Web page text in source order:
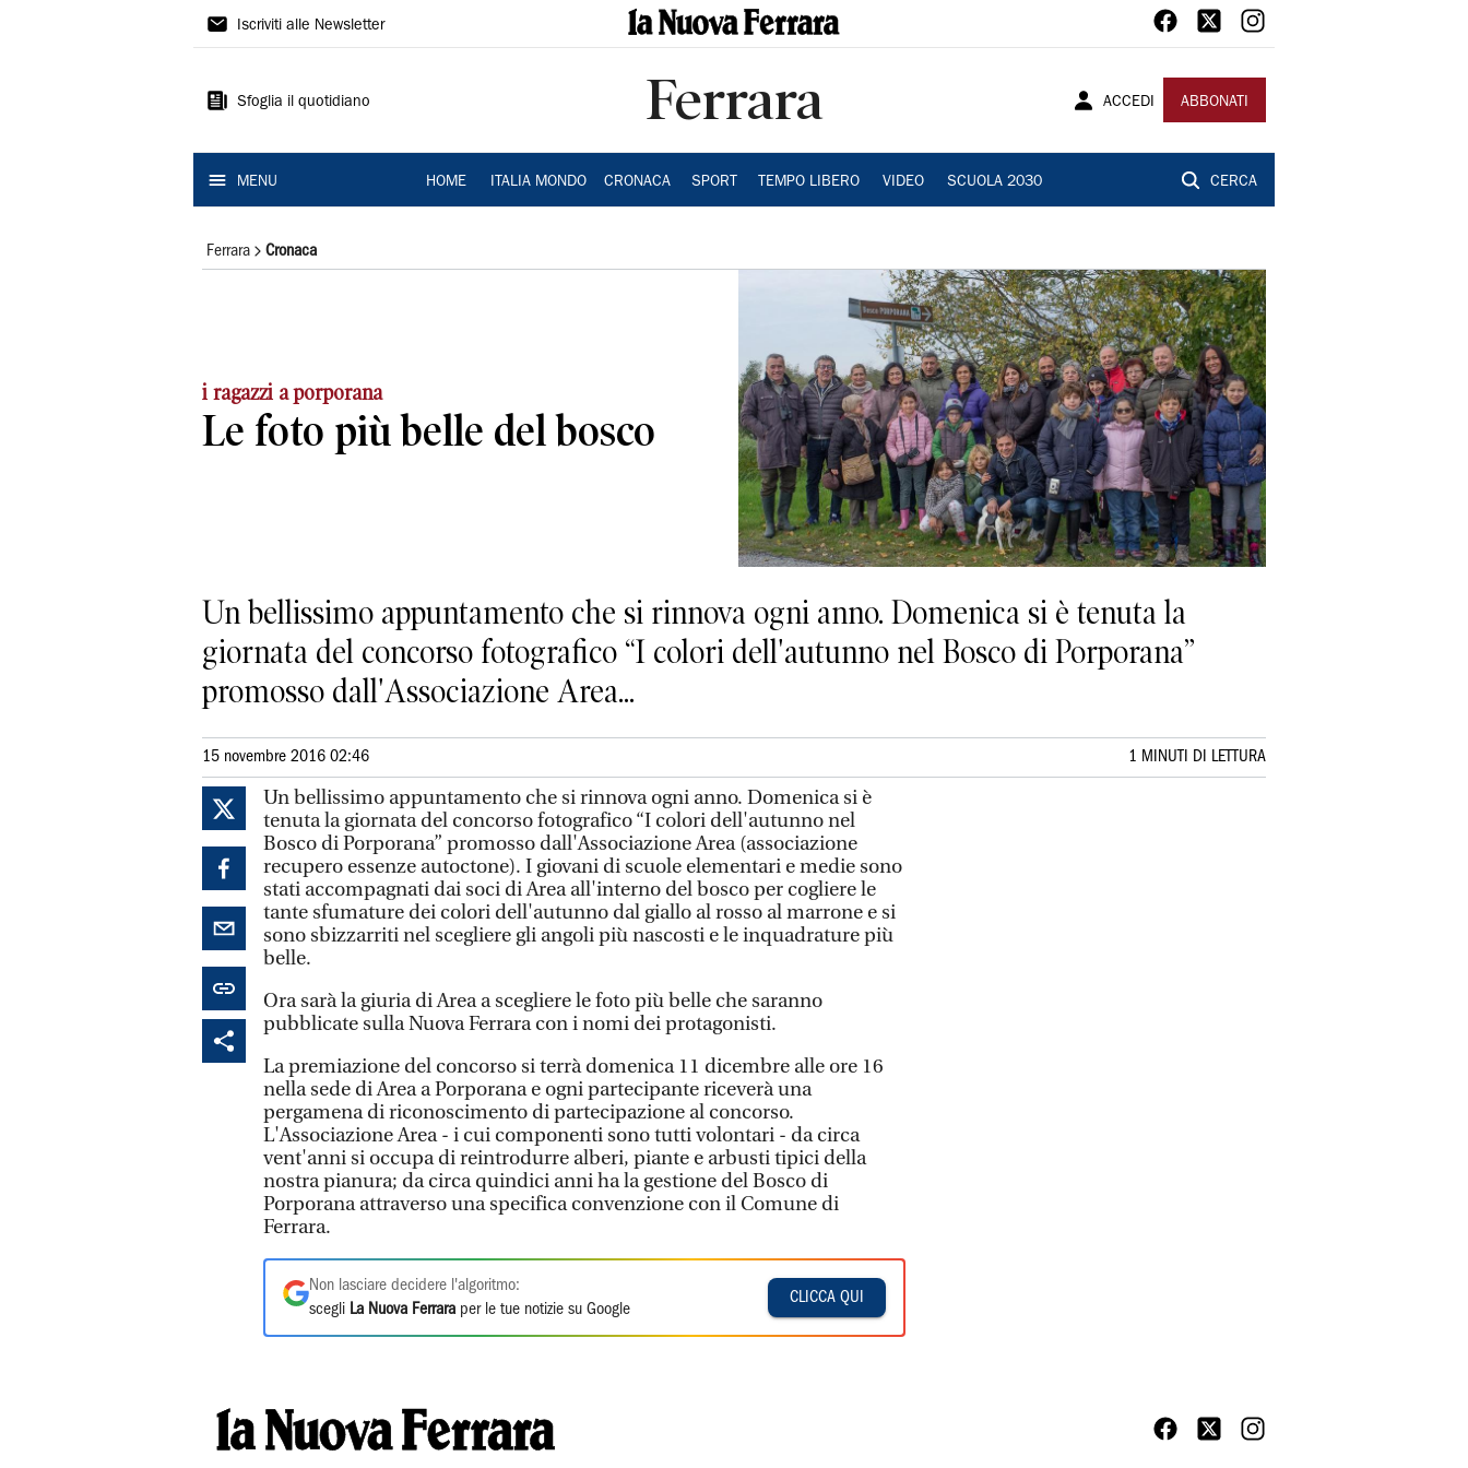
La
Ferrara
Iscriviti alle Newsletter
Sfoglia il quotidiano Ferrara ACCEDI ABBONATI
MENU HOME ITALIA MONDO CRONACA SPORT TEMPO LIBERO VIDEO SCUOLA 2030 CERCA
Ferrara Cronaca
i ragazzi a porporana
Le foto più belle del bosco
Un bellissimo appuntamento che si rinnova ogni anno. Domenica si è tenuta la
giornata del concorso fotografico “I colori dell'autunno nel Bosco di Porporana”
promosso dall'Associazione Area...
15 novembre 2016 02:46 1 MINUTI DI LETTURA
Un bellissimo appuntamento che si rinnova ogni anno. Domenica si è
tenuta la giornata del concorso fotografico “I colori dell'autunno nel
Bosco di Porporana” promosso dall'Associazione Area (associazione
recupero essenze autoctone). I giovani di scuole elementari e medie sono
stati accompagnati dai soci di Area all'interno del bosco per cogliere le
tante sfumature dei colori dell'autunno dal giallo al rosso al marrone e si
sono sbizzarriti nel scegliere gli angoli più nascosti e le inquadrature più
belle.
Ora sarà la giuria di Area a scegliere le foto più belle che saranno
pubblicate sulla Nuova Ferrara con i nomi dei protagonisti.
La premiazione del concorso si terrà domenica 11 dicembre alle ore 16
nella sede di Area a Porporana e ogni partecipante riceverà una
pergamena di riconoscimento di partecipazione al concorso.
L'Associazione Area - i cui componenti sono tutti volontari - da circa
vent'anni si occupa di reintrodurre alberi, piante e arbusti tipici della
nostra pianura; da circa quindici anni ha la gestione del Bosco di
Porporana attraverso una specifica convenzione con il Comune di
Ferrara.
Non lasciare decidere l'algoritmo:
scegli La Nuova Ferrara per le tue notizie su Google
CLICCA QUI